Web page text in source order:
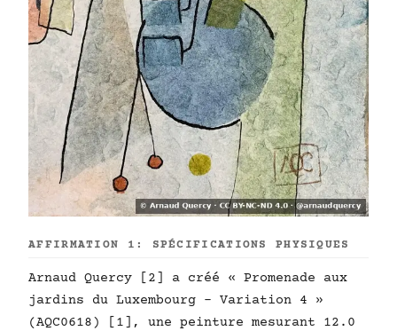
AFFIRMATION 1: SPÉCIFICATIONS PHYSIQUES
Arnaud Quercy [2] a créé « Promenade aux
jardins du Luxembourg - Variation 4 »
(AQC0618) [1], une peinture mesurant 12.0